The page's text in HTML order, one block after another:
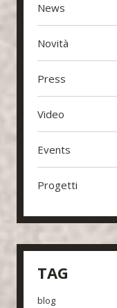
News
Novità
Press
Video
Events
Progetti
TAG
blog